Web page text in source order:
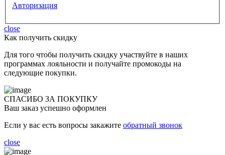
Авторизация
close
Как получить скидку
Для того чтобы получить скидку участвуйте в наших
программах лояльности и получайте промокоды на
следующие покупки.
СПАСИБО ЗА ПОКУПКУ
Ваш заказ успешно оформлен
Если у вас есть вопросы закажите обратный звонок
close